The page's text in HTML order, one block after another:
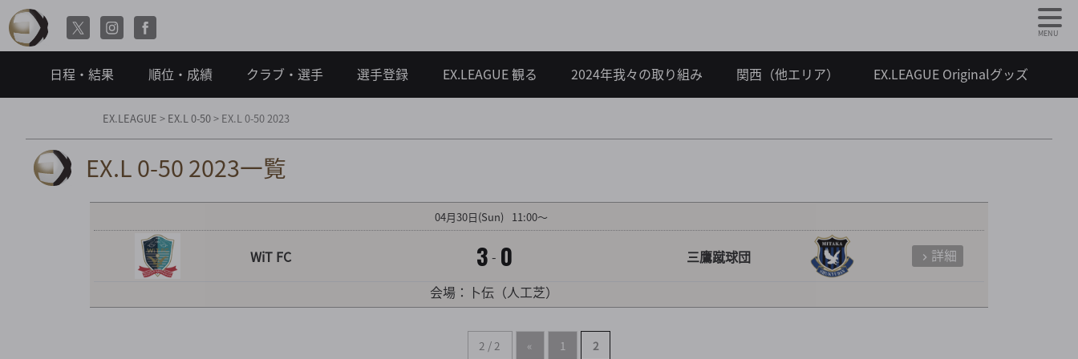
日程・結果 順位・成績 クラブ・選手 選手登録 EX.LEAGUE 観る 2024年我々の取り組み 関西（他エリア） EX.LEAGUE Originalグッズ
EX.LEAGUE > EX.L 0-50> EX.L 0-50 2023
EX.L 0-50 2023一覧
04月30日(Sun) 11:00～
WiT FC 3 - 0 三鷹蹴球団 詳細
会場：卜伝（人工芝）
2 / 2 « 1 2
MENU